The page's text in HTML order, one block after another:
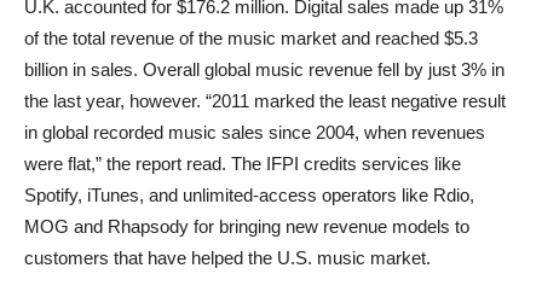
U.K. accounted for $176.2 million. Digital sales made up 31%
of the total revenue of the music market and reached $5.3
billion in sales. Overall global music revenue fell by just 3% in
the last year, however. “2011 marked the least negative result
in global recorded music sales since 2004, when revenues
were flat,” the report read. The IFPI credits services like
Spotify, iTunes, and unlimited-access operators like Rdio,
MOG and Rhapsody for bringing new revenue models to
customers that have helped the U.S. music market.